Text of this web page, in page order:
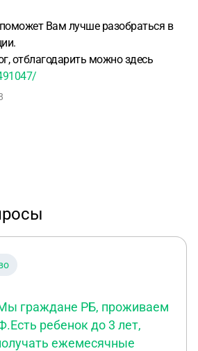
Вам лучше разобраться в
отблагодарить можно здесь
граждане РБ, проживаем
ребенок до 3 лет,
ежемесячные